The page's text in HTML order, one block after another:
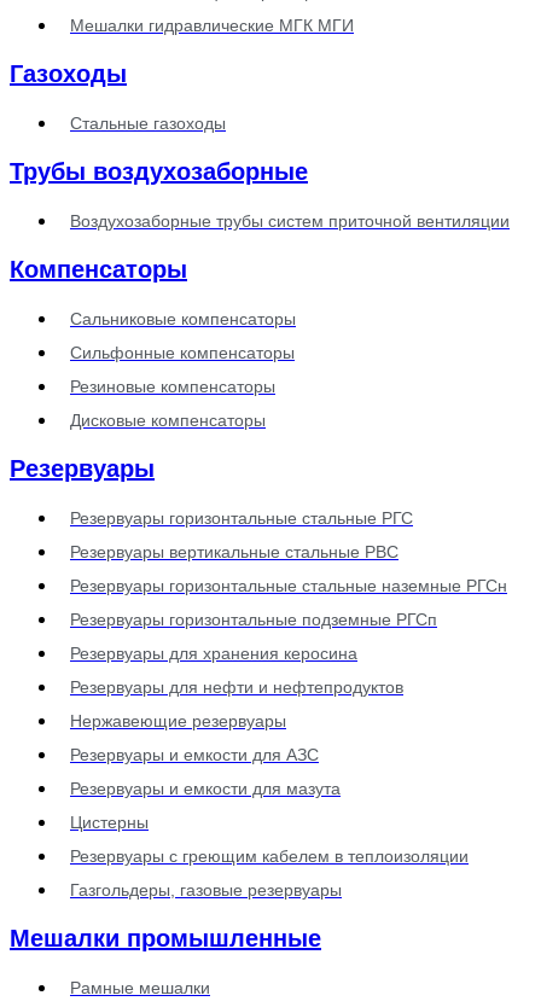
Мешалки гидравлические МГК МГИ
Газоходы
Стальные газоходы
Трубы воздухозаборные
Воздухозаборные трубы систем приточной вентиляции
Компенсаторы
Сальниковые компенсаторы
Сильфонные компенсаторы
Резиновые компенсаторы
Дисковые компенсаторы
Резервуары
Резервуары горизонтальные стальные РГС
Резервуары вертикальные стальные РВС
Резервуары горизонтальные стальные наземные РГСн
Резервуары горизонтальные подземные РГСп
Резервуары для хранения керосина
Резервуары для нефти и нефтепродуктов
Нержавеющие резервуары
Резервуары и емкости для АЗС
Резервуары и емкости для мазута
Цистерны
Резервуары с греющим кабелем в теплоизоляции
Газгольдеры, газовые резервуары
Мешалки промышленные
Рамные мешалки